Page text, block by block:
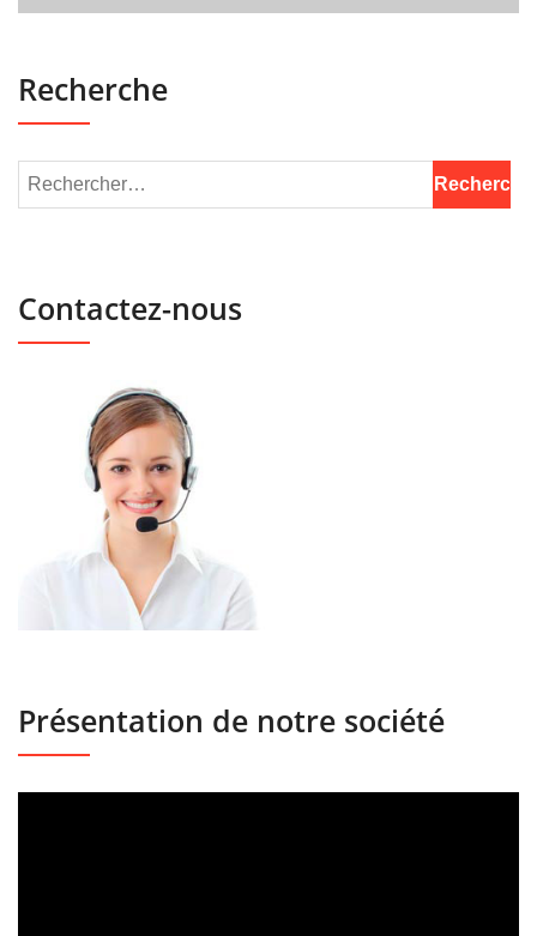
Recherche
Contactez-nous
Présentation de notre société